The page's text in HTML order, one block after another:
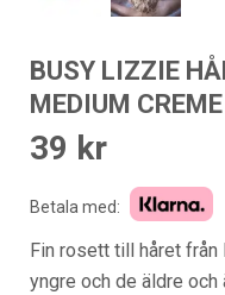
BUSY LIZZIE
MEDIUM CREME
39 kr
Betala med:
Fin rosett till håret
yngre och de äldre